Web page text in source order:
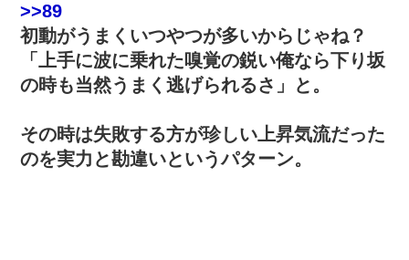
>>89
初動がうまくいつやつが多いからじゃね？
「上手に波に乗れた嗅覚の鋭い俺なら下り坂
の時も当然うまく逃げられるさ」と。
その時は失敗する方が珍しい上昇気流だった
のを実力と勘違いというパターン。